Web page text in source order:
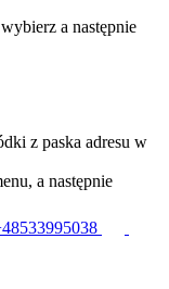
a następnie
z paska adresu w
, a następnie